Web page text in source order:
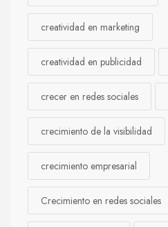
creatividad en marketing
creatividad en publicidad
crecer en redes sociales
crecimiento de la visibilidad
crecimiento empresarial
Crecimiento en redes sociales